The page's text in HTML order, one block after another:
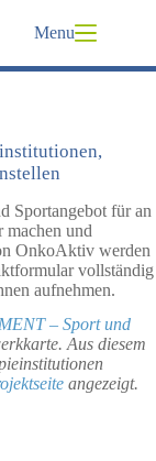
Menu
Sportangebot für an
machen und
OnkoAktiv werden
vollständig
aufnehmen.
– Sport und
Aus diesem
angezeigt.